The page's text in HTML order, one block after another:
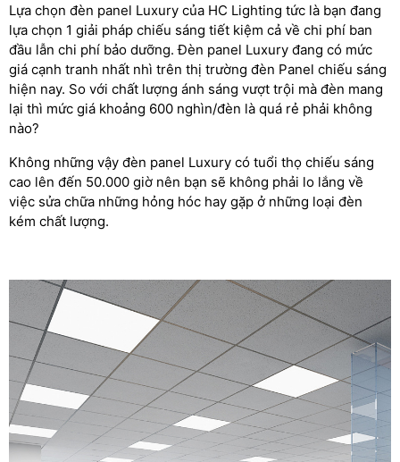
Lựa chọn đèn panel Luxury của HC Lighting tức là bạn đang
lựa chọn 1 giải pháp chiếu sáng tiết kiệm cả về chi phí ban
đầu lẫn chi phí bảo dưỡng. Đèn panel Luxury đang có mức
giá cạnh tranh nhất nhì trên thị trường đèn Panel chiếu sáng
hiện nay. So với chất lượng ánh sáng vượt trội mà đèn mang
lại thì mức giá khoảng 600 nghìn/đèn là quá rẻ phải không
nào?
Không những vậy đèn panel Luxury có tuổi thọ chiếu sáng
cao lên đến 50.000 giờ nên bạn sẽ không phải lo lắng về
việc sửa chữa những hỏng hóc hay gặp ở những loại đèn
kém chất lượng.